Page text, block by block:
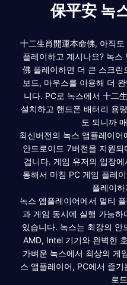
保平安 녹
十二生肖開運本命佛, 아직
플레이하고 계시나요? 녹
佛 플레이하면 더 큰 스크린
보드, 마우스를 이용해 더
니다. PC로 녹스에서 十二
설치하고 핸드폰 배터리 용
도 되니까
최신버전의 녹스 앱플레이
안드로이드 7버전을 지원
겁니다. 게임 유저의 입장
통해서 마침 PC 게임 플레
플레이
녹스 앱플레이어에서 멀티
과 게임 동시에 실행 가능
있습니다. 녹스는 최강의 안
AMD, Intel 기기와 완벽한
가벼운 녹스에서 최상의 게
스 앱플레이어, PC에서 즐
로